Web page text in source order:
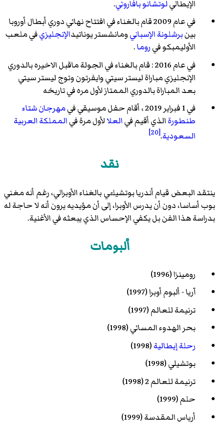
الإيطاليلوتشانو بافاروتي.
في عام 2009 قام بالغناء في افتتاح نهائي دوري أبطال أوروبا
بينبرشلونةالإسبانيومانشستر يوناتيدالإنجليزيفي ملعب
الأوليمبكوفيروما.
في عام 2016 : قام بالغناء في الجولة ماقبل الاخيره بالدوري
الإنجليزي مباراة ليستر سيتي وايفرتون وتوج ليستر سيتي
بعد المباراة بالدوري الممتاز لأول مره في تاريخه
في 1 فبراير 2019 ، أقام حفل موسيقي في
مهرجان شتاء
طنطورةالذي أقيم فيالعلالأول مرة فيالمملكة العربية
السعودية.
[20]
نقد
ينتقد البعض قيام أندريا بوتشيلـّي بالغناء الأوبرالي، رغم أنه مغني
بوب أساسا، دون أن يدرس الأوبرا، إلى أن مؤيديه يرون أنه لا حاجة له
بدراسة هذا الفن بل يكفي الإحساس الذي يبعثه في الأغنية.
ألبومات
رومينزا(1996)
آريا - ألبوم أوبرا(1997)
ترنيمة للعالم(1997)
بحر الهدوء المسائي(1998)
رحلة إيطالية(1998)
بوتشيلي(1998)
ترنيمة للعالم 2
(1998)
حلم(1999)
أرياس المقدسة(1999)